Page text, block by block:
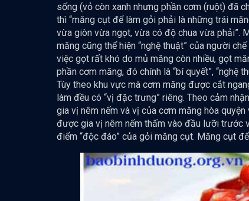
sống (vỏ còn xanh nhưng phần cơm (ruột) đã
thì “măng cụt để làm gỏi phải là những trái
vừa giòn vừa ngọt, vừa có độ chua vừa phải”.
măng cũng thể hiện “nghệ thuật” của người
việc gọt rất khó do mủ măng còn nhiều, gọt
phần cơm măng, đó chính là “bí quyết”, “nghệ
Tùy theo khu vực mà cơm măng được cắt
làm đều có “vị đặc trưng” riêng. Theo cảm
gia vị nêm nếm và vị của cơm măng hòa
được gia vị nêm nếm thấm vào đầu lưỡi trước
điểm “độc đáo” của gỏi măng cụt. Măng cụt